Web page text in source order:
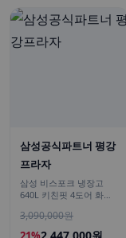
삼성공식파트너 평강
프라자
삼성 비스포크 냉장고
640L 키친핏 4도어 화이
3,090,000원